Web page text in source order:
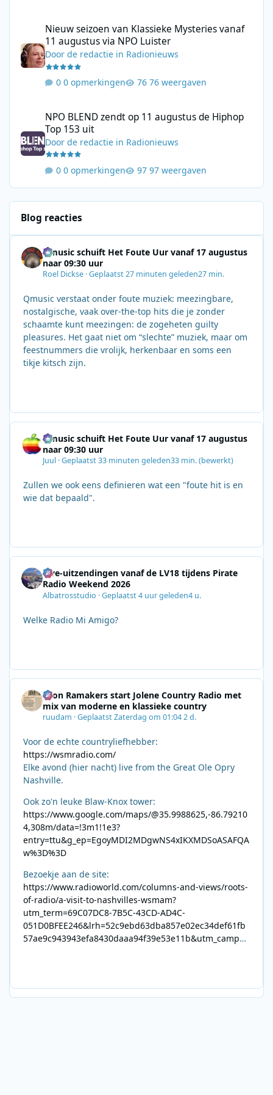
Nieuw seizoen van Klassieke Mysteries vanaf
11 augustus via NPO Luister
Doorde redactie in Radionieuws
0 opmerkingen 76 weergaven
NPO BLEND zendt op 11 augustus de Hiphop
Top 153 uit
Doorde redactie in Radionieuws
0 opmerkingen 97 weergaven
Blog reacties
Qmusic schuift Het Foute Uur vanaf 17 augustus
naar 09:30 uur
Roel Dickse ·Geplaatst27 minuten geleden27 min.
Qmusic verstaat onder foute muziek: meezingbare,
nostalgische, vaak over‑the‑top hits die je zonder
schaamte kunt meezingen: de zogeheten guilty
pleasures. Het gaat niet om “slechte” muziek, maar om
feestnummers die vrolijk, herkenbaar en soms een
tikje kitsch zijn.
Qmusic schuift Het Foute Uur vanaf 17 augustus
naar 09:30 uur
Juul ·Geplaatst33 minuten geleden33 min.(bewerkt)
Zullen we ook eens definieren wat een "foute hit is en
wie dat bepaald".
Live-uitzendingen vanaf de LV18 tijdens Pirate
Radio Weekend 2026
Albatrosstudio ·Geplaatst4 uur geleden4 u.
Welke Radio Mi Amigo?
Leon Ramakers start Jolene Country Radio met
mix van moderne en klassieke country
ruudam ·GeplaatstZaterdag om 01:042 d.
Voor de echte countryliefhebber:
https://wsmradio.com/
Elke avond (hier nacht) live from the Great Ole Opry
Nashville.
Ook zo'n leuke Blaw-Knox tower:
https://www.google.com/maps/@35.9988625,-86.79210
4,308m/data=!3m1!1e3?
entry=ttu&g_ep=EgoyMDI2MDgwNS4xIKXMDSoASAFQA
w%3D%3D
Bezoekje aan de site:
https://www.radioworld.com/columns-and-views/roots-
of-radio/a-visit-to-nashvilles-wsmam?
utm_term=69C07DC8-7B5C-43CD-AD4C-
051D0BFEE246&lrh=52c9ebd63dba857e02ec34def61fb
57ae9c943943efa8430daaa94f39e53e11b&utm_campai
8F09201A140D&utm_source=SmartBrief